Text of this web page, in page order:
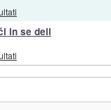
in se deli